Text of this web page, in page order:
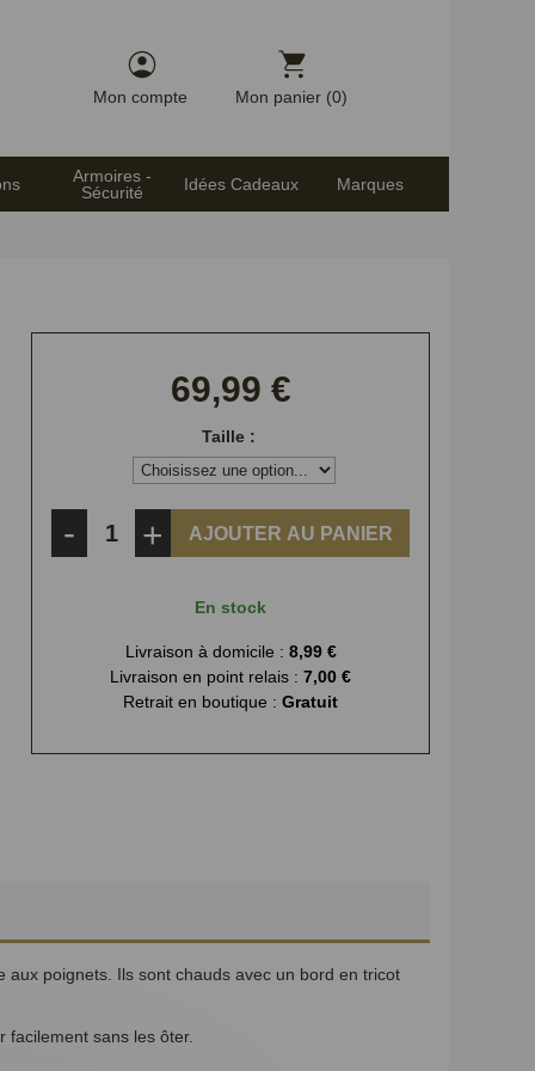
Mon compte Mon panier (0)
Armoires -
Sécurité
Idées Cadeaux Marques
69,99 €
Taille :
- + AJOUTER AU PANIER
En stock
Livraison à domicile : 8,99 €
Livraison en point relais : 7,00 €
Retrait en boutique : Gratuit
poignets. Ils sont chauds avec un bord en tricot
facilement sans les ôter.